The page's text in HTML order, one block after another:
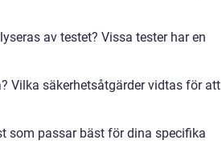
av testet? Vissa tester har en
Vilka säkerhetsåtgärder vidtas för att
som passar bäst för dina specifika